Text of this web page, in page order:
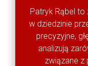
Patryk Rąbel
w dziedzinie
precyzyjne,
analizują
związane z